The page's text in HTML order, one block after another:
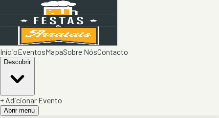
InícioEventosMapaSobre NósContacto
Descobrir
+ Adicionar Evento
Abrir menu